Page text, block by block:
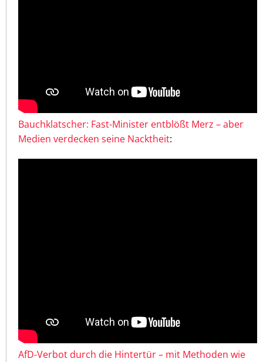
Bauchklatscher: Fast-Minister entblößt Merz – aber
Medien verdecken seine Nacktheit:
AfD-Verbot durch die Hintertür – mit Methoden wie